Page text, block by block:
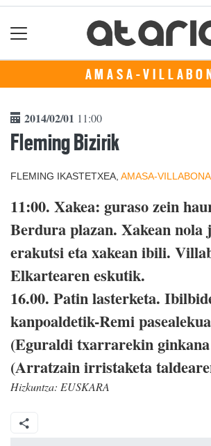
AMASA-
2014/02/01 11:00
Fleming Bizirik
FLEMING IKASTETXEA, AMASA-VILLABONA
11:00. Xakea: guraso zein
Berdura plazan. Xakean nola
erakutsi eta xakean ibili.
Elkartearen eskutik.
16.00. Patin lasterketa.
kanpoaldetik-Remi
(Eguraldi txarrarekin
(Arratzain irristaketa
Hizkuntza: EUSKARA